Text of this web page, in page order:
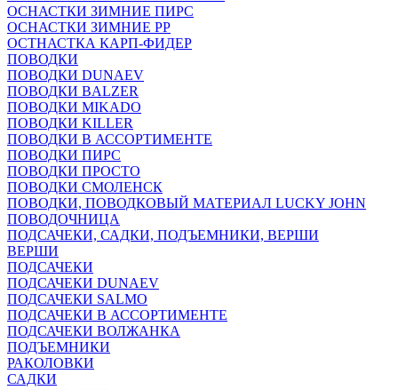
ОСНАСТКИ ЗИМНИЕ ПИРС
ОСНАСТКИ ЗИМНИЕ РР
ОСТНАСТКА КАРП-ФИДЕР
ПОВОДКИ
ПОВОДКИ DUNAEV
ПОВОДКИ BALZER
ПОВОДКИ MIKADO
ПОВОДКИ KILLER
ПОВОДКИ В АССОРТИМЕНТЕ
ПОВОДКИ ПИРС
ПОВОДКИ ПРОСТО
ПОВОДКИ СМОЛЕНСК
ПОВОДКИ, ПОВОДКОВЫЙ МАТЕРИАЛ LUCKY JOHN
ПОВОДОЧНИЦА
ПОДСАЧЕКИ, САДКИ, ПОДЪЕМНИКИ, ВЕРШИ
ВЕРШИ
ПОДСАЧЕКИ
ПОДСАЧЕКИ DUNAEV
ПОДСАЧЕКИ SALMO
ПОДСАЧЕКИ В АССОРТИМЕНТЕ
ПОДСАЧЕКИ ВОЛЖАНКА
ПОДЪЕМНИКИ
РАКОЛОВКИ
САДКИ